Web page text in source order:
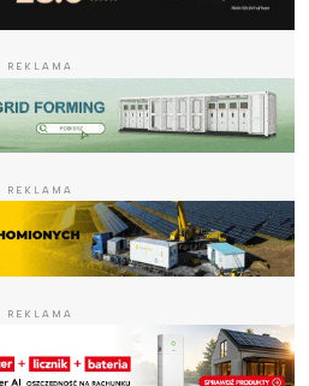
REKLAMA
REKLAMA
REKLAMA